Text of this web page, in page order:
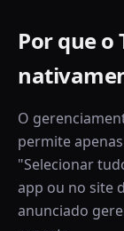
Por que o
O
permite
"Selecionar
app ou no site
anunciado